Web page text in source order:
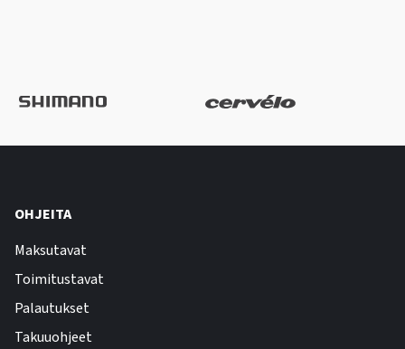
OHJEITA
Maksutavat
Toimitustavat
Palautukset
Takuuohjeet